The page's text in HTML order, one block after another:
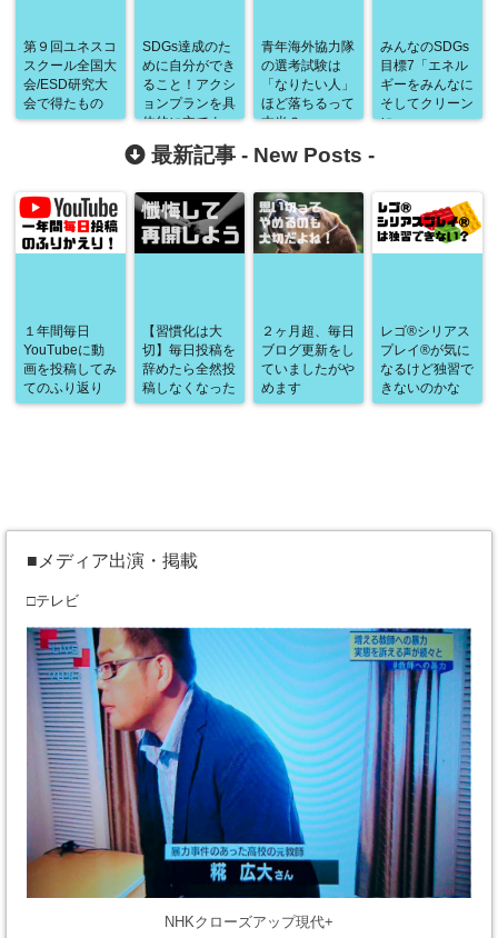
第９回ユネスコ
スクール全国大
会/ESD研究大
会で得たもの
SDGs達成のた
めに自分ができ
ること！アクシ
ョンプランを具
体的に立てよ
う。
青年海外協力隊
の選考試験は
「なりたい人」
ほど落ちるって
本当？
みんなのSDGs
目標7「エネル
ギーをみんなに
そしてクリーン
に」
最新記事 - New Posts -
１年間毎日
YouTubeに動
画を投稿してみ
てのふり返り
【習慣化は大
切】毎日投稿を
辞めたら全然投
稿しなくなった
２ヶ月超、毎日
ブログ更新をし
ていましたがや
めます
レゴ®シリアス
プレイ®が気に
なるけど独習で
きないのかな
■メディア出演・掲載
□テレビ
NHKクローズアップ現代+